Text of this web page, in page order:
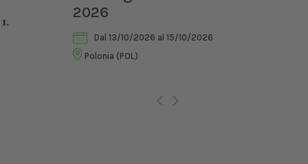
I.
2026
Dal 13/10/2026 al 15/10/2026
Polonia (POL)